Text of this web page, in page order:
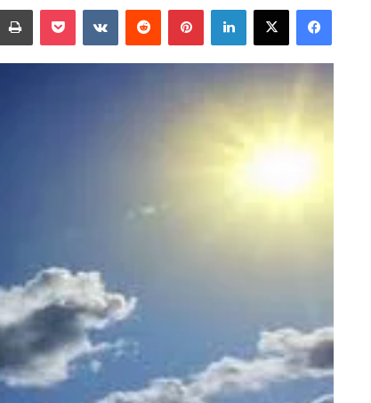
X
إلكترونيا
فيسبوك ‫X لينكدإن بينتيريست
‏Reddit
‏VKontakte
‫Pocket